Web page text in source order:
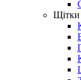
Щітки